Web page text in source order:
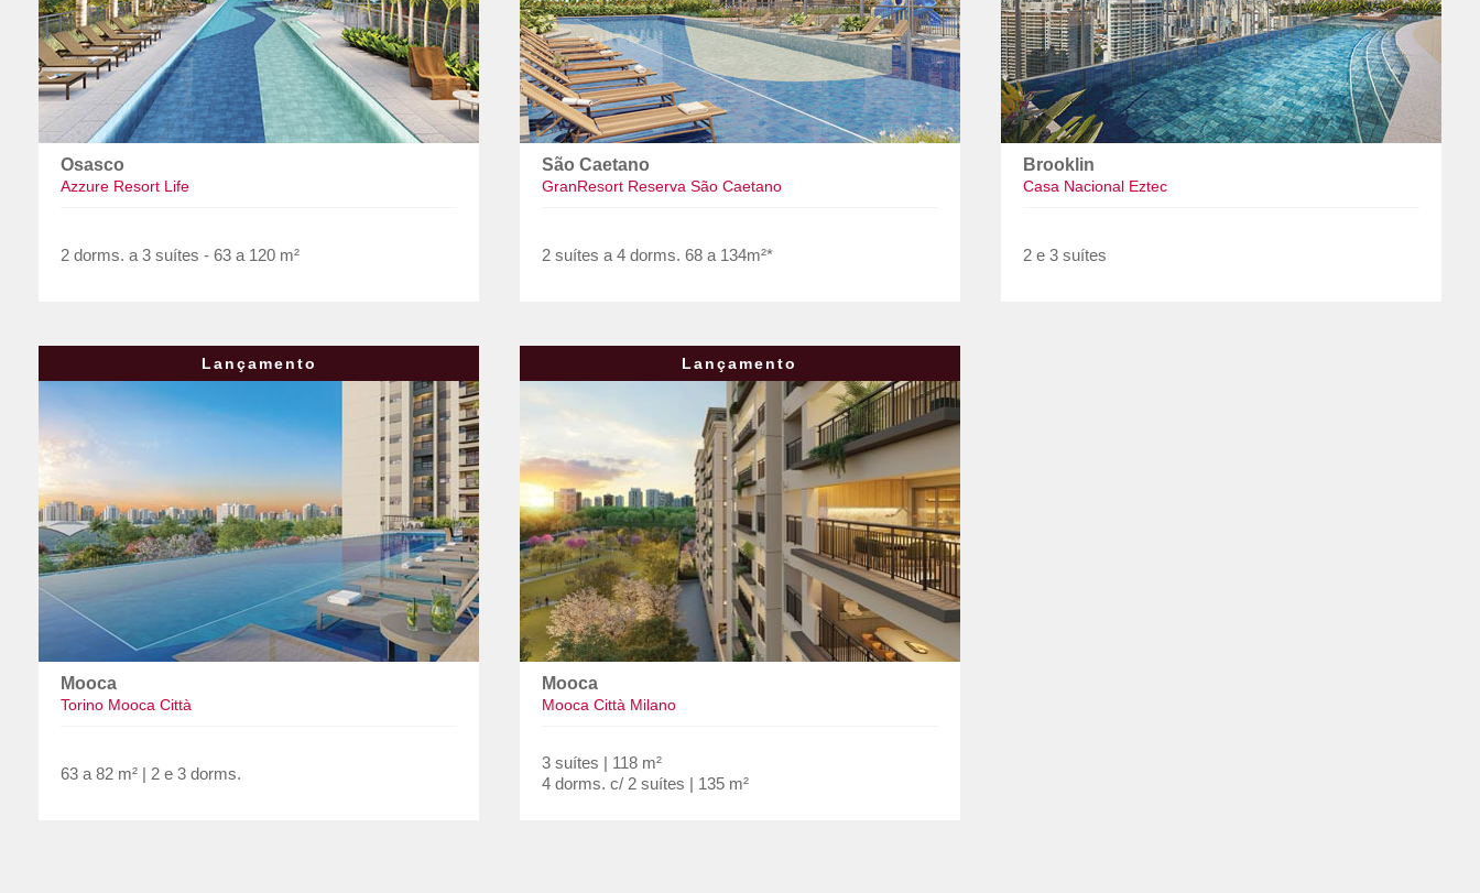
Osasco
Azzure Resort Life
2 dorms. a 3 suítes - 63 a 120 m²
São Caetano
GranResort Reserva São Caetano
2 suítes a 4 dorms. 68 a 134m²*
Brooklin
Casa Nacional Eztec
2 e 3 suítes
Lançamento
Mooca
Torino Mooca Città
63 a 82 m² | 2 e 3 dorms.
Lançamento
Mooca
Mooca Città Milano
3 suítes | 118 m²
4 dorms. c/ 2 suítes | 135 m²